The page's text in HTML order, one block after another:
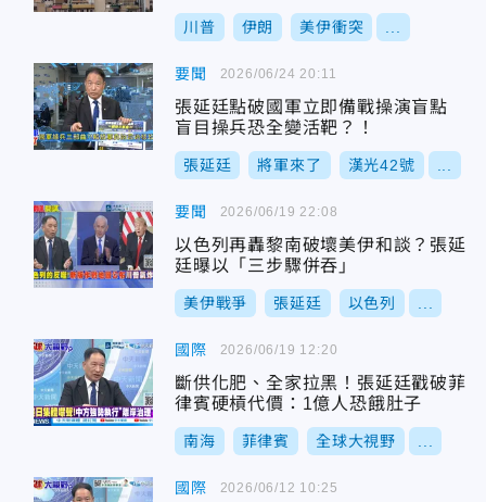
川普 伊朗 美伊衝突
要聞
張延廷點破國軍立即備戰操演盲點
盲目操兵恐全變活靶？！
張延廷 將軍來了 漢光42號
2026/06/24 20:11
要聞
以色列再轟黎南破壞美伊和談？張延
廷曝以「三步驟併吞」
美伊戰爭 張延廷 以色列
2026/06/19 22:08
國際
斷供化肥、全家拉黑！張延廷戳破菲
律賓硬槓代價：1億人恐餓肚子
南海 菲律賓 全球大視野
2026/06/19 12:20
國際 2026/06/12 10:25